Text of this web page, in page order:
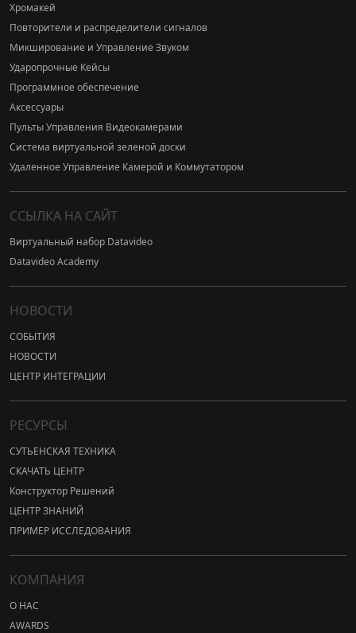
Хромакей
Повторители и распределители сигналов
Микширование и Управление Звуком
Ударопрочные Кейсы
Программное обеспечение
Аксессуары
Пульты Управления Видеокамерами
Система виртуальной зеленой доски
Удаленное Управление Камерой и Коммутатором
ССЫЛКА НА САЙТ
Виртуальный набор Datavideo
Datavideo Academy
НОВОСТИ
СОБЫТИЯ
НОВОСТИ
ЦЕНТР ИНТЕГРАЦИИ
РЕСУРСЫ
СУТЬЕНСКАЯ ТЕХНИКА
СКАЧАТЬ ЦЕНТР
Конструктор Решений
ЦЕНТР ЗНАНИЙ
ПРИМЕР ИССЛЕДОВАНИЯ
КОМПАНИЯ
О НАС
AWARDS